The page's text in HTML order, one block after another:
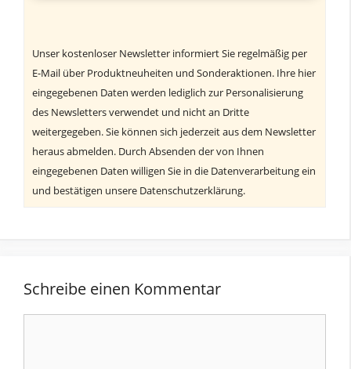
Unser kostenloser Newsletter informiert Sie regelmäßig per
E-Mail über Produktneuheiten und Sonderaktionen. Ihre hier
eingegebenen Daten werden lediglich zur Personalisierung
des Newsletters verwendet und nicht an Dritte
weitergegeben. Sie können sich jederzeit aus dem Newsletter
heraus abmelden. Durch Absenden der von Ihnen
eingegebenen Daten willigen Sie in die Datenverarbeitung ein
und bestätigen unsere Datenschutzerklärung.
Schreibe einen Kommentar